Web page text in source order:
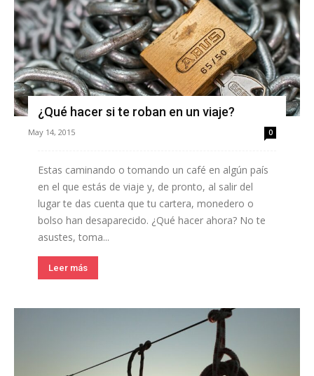
¿Qué hacer si te roban en un viaje?
May 14, 2015 0
Estas caminando o tomando un café en algún país
en el que estás de viaje y, de pronto, al salir del
lugar te das cuenta que tu cartera, monedero o
bolso han desaparecido. ¿Qué hacer ahora? No te
asustes, toma...
Leer más